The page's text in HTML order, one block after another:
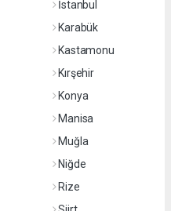
İstanbul
Karabük
Kastamonu
Kırşehir
Konya
Manisa
Muğla
Niğde
Rize